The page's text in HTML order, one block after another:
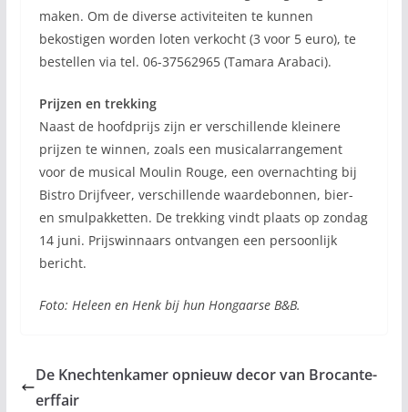
maken. Om de diverse activiteiten te kunnen
bekostigen worden loten verkocht (3 voor 5 euro), te
bestellen via tel. 06-37562965 (Tamara Arabaci).
Prijzen en trekking
Naast de hoofdprijs zijn er verschillende kleinere
prijzen te winnen, zoals een musicalarrangement
voor de musical Moulin Rouge, een overnachting bij
Bistro Drijfveer, verschillende waardebonnen, bier-
en smulpakketten. De trekking vindt plaats op zondag
14 juni. Prijswinnaars ontvangen een persoonlijk
bericht.
Foto: Heleen en Henk bij hun Hongaarse B&B.
De Knechtenkamer opnieuw decor van Brocante-
erffair